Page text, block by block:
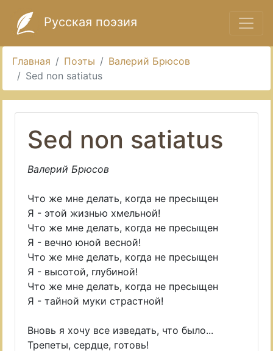
Русская поэзия
Главная Поэты
Валерий Брюсов
Sed non satiatus
Sed non satiatus
Валерий Брюсов
Что же мне делать, когда не пресыщен
Я - этой жизнью хмельной!
Что же мне делать, когда не пресыщен
Я - вечно юной весной!
Что же мне делать, когда не пресыщен
Я - высотой, глубиной!
Что же мне делать, когда не пресыщен
Я - тайной муки страстной!
Вновь я хочу все изведать, что было...
Трепеты, сердце, готовь!